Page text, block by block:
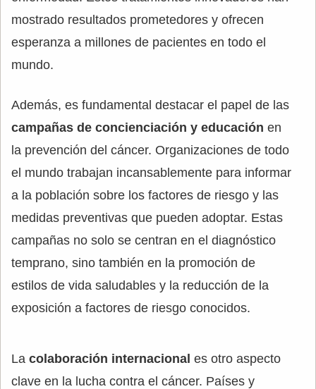
mostrado resultados prometedores y ofrecen
esperanza a millones de pacientes en todo el
mundo.
Además, es fundamental destacar el papel de las
campañas de concienciación y educación en
la prevención del cáncer. Organizaciones de todo
el mundo trabajan incansablemente para informar
a la población sobre los factores de riesgo y las
medidas preventivas que pueden adoptar. Estas
campañas no solo se centran en el diagnóstico
temprano, sino también en la promoción de
estilos de vida saludables y la reducción de la
exposición a factores de riesgo conocidos.
La colaboración internacional es otro aspecto
clave en la lucha contra el cáncer. Países y